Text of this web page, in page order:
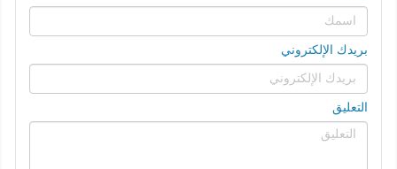
بريدك الإلكتروني
التعليق